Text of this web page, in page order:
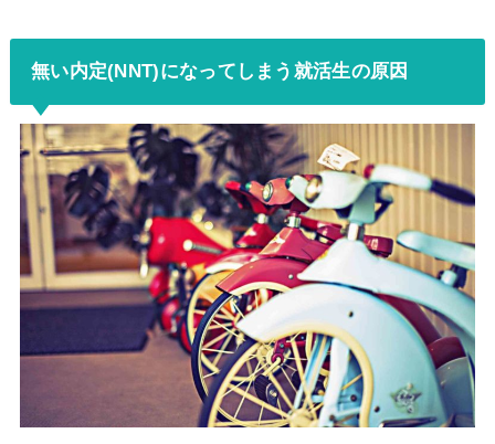
無い内定(NNT)になってしまう就活生の原因